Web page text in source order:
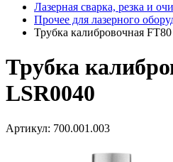
Лазерная сварка, резка и
Прочее для лазерного
Трубка калибровочная
Трубка
LSR0040
Артикул: 700.001.003